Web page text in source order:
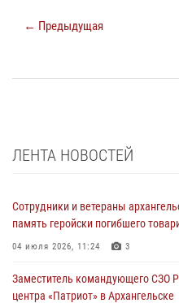
← Предыдущая
ЛЕНТА НОВОСТЕЙ
Сотрудники и ветераны
память геройски погибшего
04 июля 2026, 11:24 3
Заместитель командующего СЗО
центра «Патриот» в Архангельске